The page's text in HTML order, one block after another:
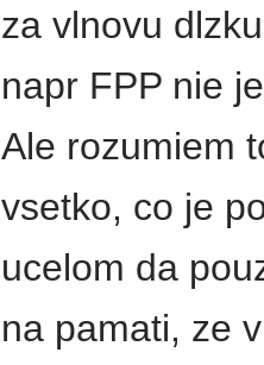
za vlnovu
napr FPP nie
Ale rozumiem
vsetko, co je
ucelom da
na pamati, ze